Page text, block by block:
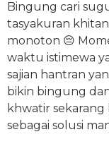
Bingung cari
tasyakuran
monoton 😔
waktu istimewa
sajian hantran
bikin bingung dan
khwatir
sebagai solusi